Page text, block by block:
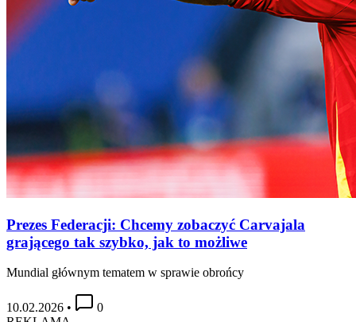
Prezes Federacji: Chcemy zobaczyć Carvajala
grającego tak szybko, jak to możliwe
Mundial głównym tematem w sprawie obrońcy
10.02.2026 •
0